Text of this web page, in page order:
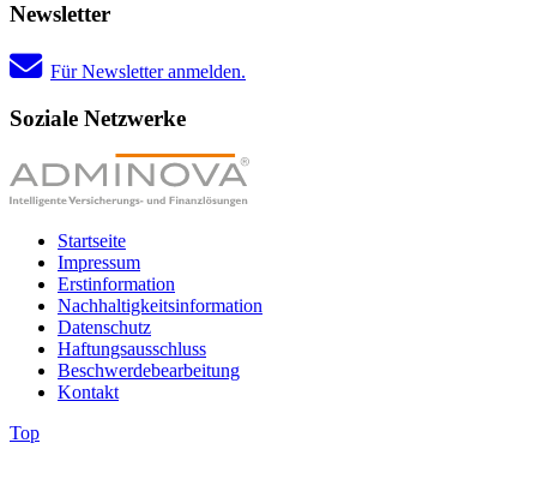
Newsletter
Für Newsletter anmelden.
Soziale Netzwerke
Startseite
Impressum
Erstinformation
Nachhaltigkeitsinformation
Datenschutz
Haftungsausschluss
Beschwerdebearbeitung
Kontakt
Top